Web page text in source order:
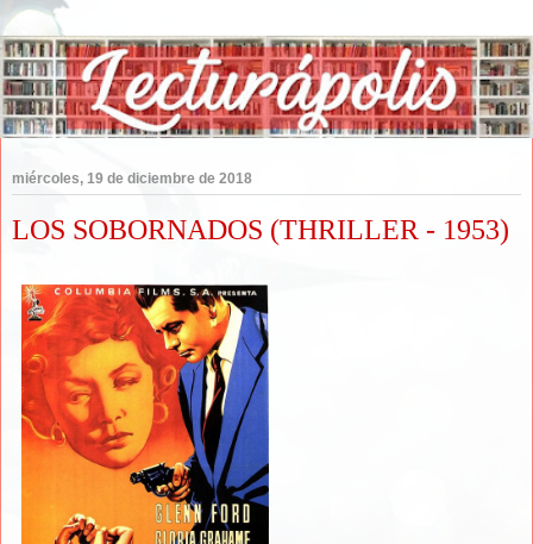
miércoles, 19 de diciembre de 2018
LOS SOBORNADOS (THRILLER - 1953)